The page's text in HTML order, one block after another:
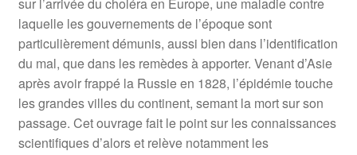
laquelle les gouvernements de l’époque sont
particulièrement démunis, aussi bien dans l’identification
du mal, que dans les remèdes à apporter. Venant d’Asie
après avoir frappé la Russie en 1828, l’épidémie touche
les grandes villes du continent, semant la mort sur son
passage. Cet ouvrage fait le point sur les connaissances
scientifiques d’alors et relève notamment les